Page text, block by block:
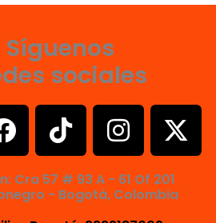
Síguenos
sociales
F
a
e
T
i
k
t
I
n
s
t
X
-
w
Cra 57 # 93 A - 61 Of 201
- Bogotá, Colombia